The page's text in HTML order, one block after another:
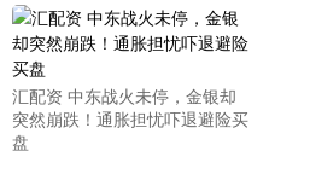
汇配资 中东战火未停，金银却
突然崩跌！通胀担忧吓退避险买
盘